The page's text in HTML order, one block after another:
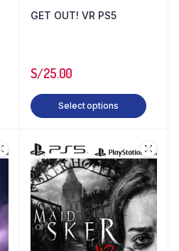
GET OUT! VR PS5
S/25.00
Select options